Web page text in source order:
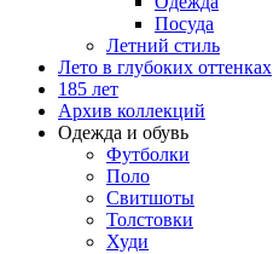
Посуда
Летний стиль
Лето в глубоких оттенках
185 лет
Архив коллекций
Одежда и обувь
Футболки
Поло
Свитшоты
Толстовки
Худи